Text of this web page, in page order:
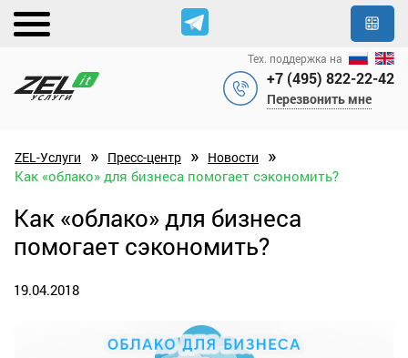
+7 (495) 822-22-42
Перезвонить мне
Тех. поддержка на
ZEL-Услуги » Пресс-центр » Новости »
Как «облако» для бизнеса помогает сэкономить?
Как «облако» для бизнеса
помогает сэкономить?
19.04.2018